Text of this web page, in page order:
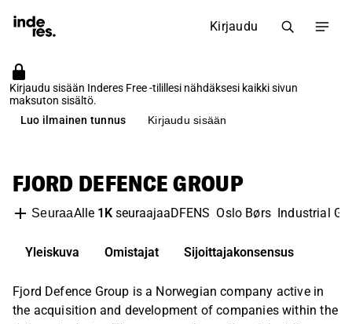
Kirjaudu
Kirjaudu sisään Inderes Free -tilillesi nähdäksesi kaikki sivun
maksuton sisältö.
Luo ilmainen tunnus
Kirjaudu sisään
FJORD DEFENCE GROUP
SeuraaAlle 1KseuraajaaDFENS Oslo Børs Industrial
Yleiskuva Omistajat Sijoittajakonsensus
Fjord Defence Group is a Norwegian company active in
the acquisition and development of companies within the